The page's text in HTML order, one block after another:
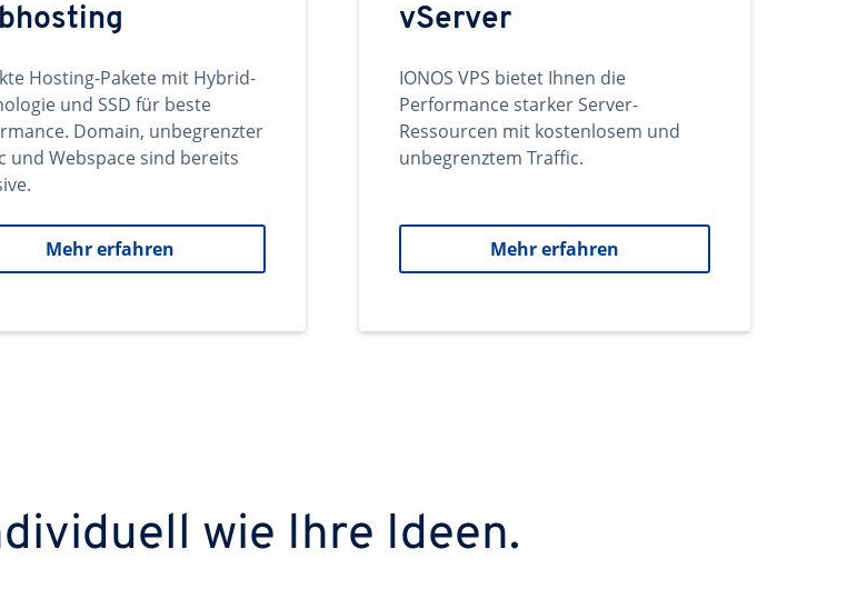
Hosting-Pakete mit Hybrid-
und SSD für beste
Domain, unbegrenzter
und Webspace sind bereits
Mehr erfahren
vServer
IONOS VPS bietet Ihnen die
Performance starker Server-
Ressourcen mit kostenlosem und
unbegrenztem Traffic.
Mehr erfahren
wie Ihre Ideen.